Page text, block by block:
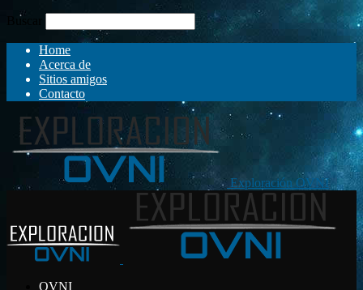
Buscar
Home
Acerca de
Sitios amigos
Contacto
Exploración OVNI
OVNI